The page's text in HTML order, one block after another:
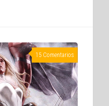
15 Comentarios